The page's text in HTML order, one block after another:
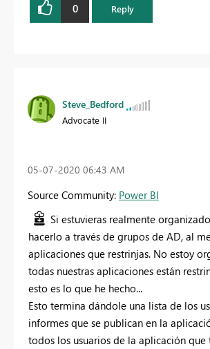
0 Reply
Steve_Bedford
Advocate II
‎05-07-2020 06:43 AM
Source Community: Power BI
Si estuvieras realmente
hacerlo a través de grupos de AD, al
aplicaciones que restrinjas. No estoy
todas nuestras aplicaciones están
esto es lo que he hecho...
Esto termina dándole una lista de los
informes que se publican en la
todos los usuarios de la aplicación que